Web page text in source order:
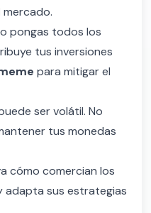
pongas todos los
tus inversiones
para mitigar el
ser volátil. No
tus monedas
cómo comercian los
adapta sus estrategias